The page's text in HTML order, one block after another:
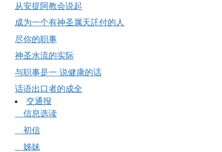
从安提阿教会说起
成为一个有神圣属天託付的人
尽你的职事
神圣水流的实际
与职事是一 说健康的话
话语出口者的成全
交通报
信息选读
初信
姊妹